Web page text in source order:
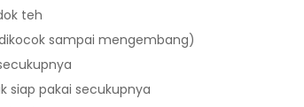
teh
sampai mengembang)
siap pakai secukupnya